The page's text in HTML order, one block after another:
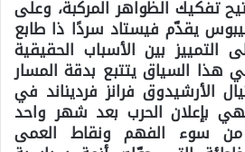
تفكيك الظواهر المركبة، وعلى
يقدّم فيستاد سردًا ذا طابع
بين الأسباب الحقيقية
هذا السياق يتتبع بدقة المسار
الأرشيدوق فرانز فرديناند في
1914 وينتهي بإعلان الحرب بعد شهر واحد
سوء الفهم ونقاط العمى